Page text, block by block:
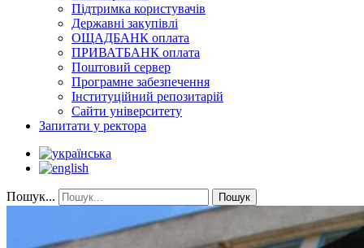
Підтримка користувачів
Державні закупівлі
ОЩАДБАНК оплата
ПРИВАТБАНК оплата
Поштовий сервер
Програмне забезпечення
Інституційний репозитарій
Сайти університету
Запитати у ректора
Пошук... Пошук